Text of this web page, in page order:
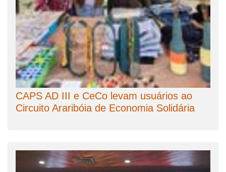
CAPS AD III e CeCo levam usuários ao
Circuito Araribóia de Economia Solidária